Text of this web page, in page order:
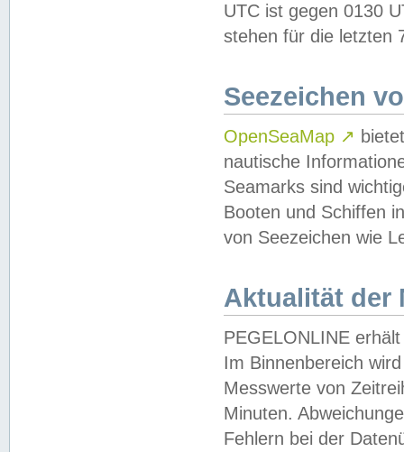
UTC ist gegen 0130
stehen für die letzten
Seezeichen
OpenSeaMap ↗
nautische
Seamarks sind
Booten und Schiffen
von Seezeichen wie
Aktualität der
PEGELONLINE
Im Binnenbereich
Messwerte von
Minuten.
Fehlern bei der